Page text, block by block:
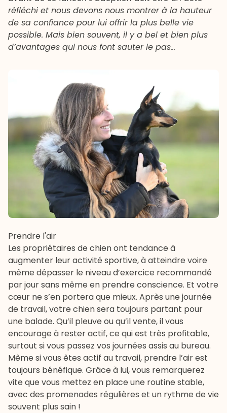
réfléchi et nous devons nous montrer à la hauteur
de sa confiance pour lui offrir la plus belle vie
possible. Mais bien souvent, il y a bel et bien plus
d’avantages qui nous font sauter le pas…
Prendre l'air
Les propriétaires de chien ont tendance à
augmenter leur activité sportive, à atteindre voire
même dépasser le niveau d’exercice recommandé
par jour sans même en prendre conscience. Et votre
cœur ne s’en portera que mieux. Après une journée
de travail, votre chien sera toujours partant pour
une balade. Qu’il pleuve ou qu’il vente, il vous
encourage à rester actif, ce qui est très profitable,
surtout si vous passez vos journées assis au bureau.
Même si vous êtes actif au travail, prendre l’air est
toujours bénéfique. Grâce à lui, vous remarquerez
vite que vous mettez en place une routine stable,
avec des promenades régulières et un rythme de vie
souvent plus sain !